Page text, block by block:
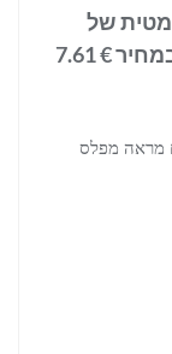
של
מראה מפלס